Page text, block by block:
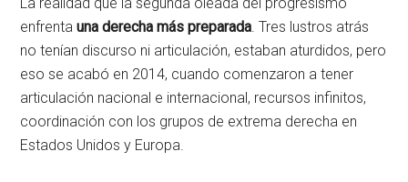
enfrentauna derecha más preparada. Tres lustros atrás
no tenían discurso ni articulación, estaban aturdidos, pero
eso se acabó en 2014, cuando comenzaron a tener
articulación nacional e internacional, recursos infinitos,
coordinación con los grupos de extrema derecha en
Estados Unidos y Europa.